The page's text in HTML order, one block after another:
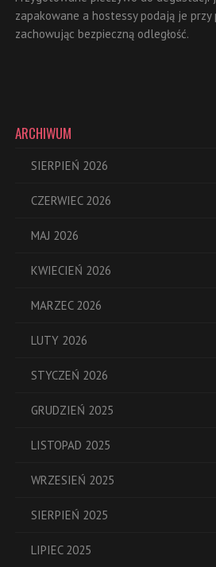
zapakowane a hostessy podają je przy
zachowując bezpieczną odległość.
ARCHIWUM
SIERPIEŃ 2026
CZERWIEC 2026
MAJ 2026
KWIECIEŃ 2026
MARZEC 2026
LUTY 2026
STYCZEŃ 2026
GRUDZIEŃ 2025
LISTOPAD 2025
WRZESIEŃ 2025
SIERPIEŃ 2025
LIPIEC 2025